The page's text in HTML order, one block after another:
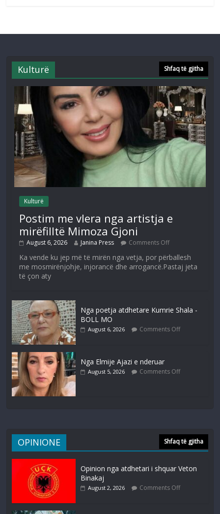
Kulturë Shfaq të gjitha
Kulturë
Postim me vlera nga artistja e
mirëfilltë Mimoza Gjoni
August 6, 2026 Janina Press Comments Off
Ka vende ku jep më të mirën nga vetja, por përballesh
me mosmirënjohje, injorancë dhe arrogancë.Pastaj jeta
të çon aty
Nga poetja atdhetare Kumrie Shala -
BOLL MO
August 6, 2026 Comments Off
Nga Elmije Ajazi e nderuar
August 5, 2026 Comments Off
OPINIONE Shfaq të gjitha
Opinion nga atdhetari i shquar Veton
Binakaj
August 2, 2026 Comments Off